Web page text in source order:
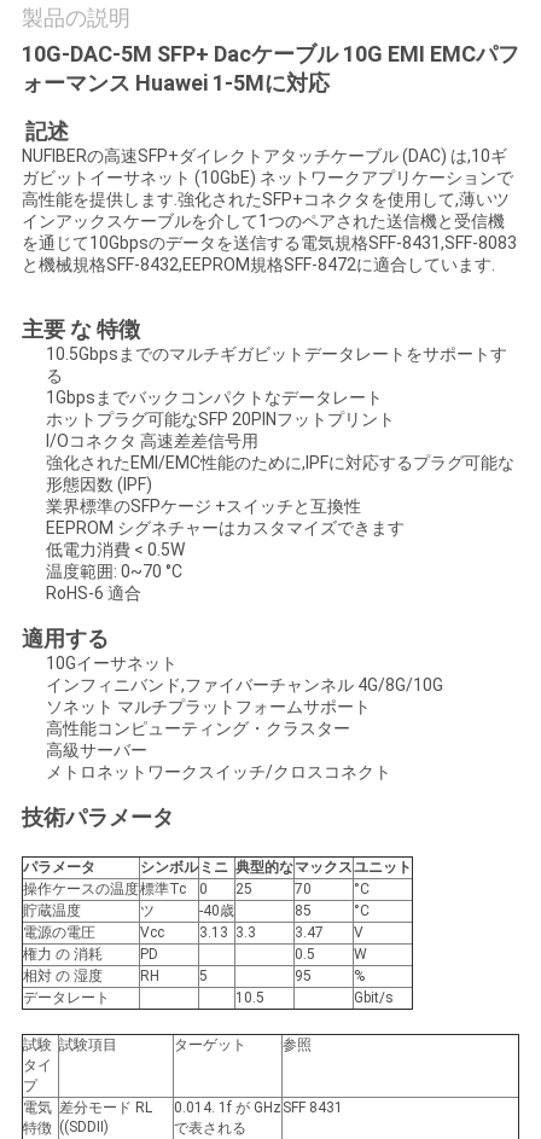
連
絡
し
な
さ
い
ニ
用
し
な
さ
い
地
図
製品の説明
10G-DAC-5M SFP+ Dacケーブル 10G EMI EMCパフ
ォーマンス Huawei 1-5Mに対応
記述
NUFIBERの高速SFP+ダイレクトアタッチケーブル (DAC) は,10ギ
ガビットイーサネット (10GbE) ネットワークアプリケーションで
高性能を提供します.強化されたSFP+コネクタを使用して,薄いツ
インアックスケーブルを介して1つのペアされた送信機と受信機
を通じて10Gbpsのデータを送信する電気規格SFF-8431,SFF-8083
と機械規格SFF-8432,EEPROM規格SFF-8472に適合しています.
主要 な 特徴
10.5Gbpsまでのマルチギガビットデータレートをサポートす
る
1Gbpsまでバックコンパクトなデータレート
ホットプラグ可能なSFP 20PINフットプリント
I/Oコネクタ 高速差差信号用
強化されたEMI/EMC性能のために,IPFに対応するプラグ可能な
形態因数 (IPF)
業界標準のSFPケージ +スイッチと互換性
EEPROM シグネチャーはカスタマイズできます
低電力消費 < 0.5W
温度範囲: 0~70 °C
RoHS-6 適合
適用する
10Gイーサネット
インフィニバンド,ファイバーチャンネル 4G/8G/10G
ソネット マルチプラットフォームサポート
高性能コンピューティング・クラスター
高級サーバー
メトロネットワークスイッチ/クロスコネクト
技術パラメータ
パラメータ シンボル ミニ 典型的なマックスユニット
操作ケースの温度標準Tc 0 25 70
°C
貯蔵温度
ツ -40歳 85
°C
電源の電圧
Vcc 3.13 3.3 3.47
V
権力 の 消耗
PD 0.5
W
相対 の 湿度
RH 5 95
%
データレート
10.5 Gbit/s
試験
タイ
プ
試験項目 ターゲット 参照
電気
特徴
差分モード RL
((SDDII)
0.01 4. 1 f が GHz
で表される
SFF 8431